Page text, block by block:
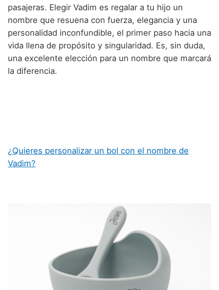
pasajeras. Elegir Vadim es regalar a tu hijo un
nombre que resuena con fuerza, elegancia y una
personalidad inconfundible, el primer paso hacia una
vida llena de propósito y singularidad. Es, sin duda,
una excelente elección para un nombre que marcará
la diferencia.
¿Quieres personalizar un bol con el nombre de
Vadim?